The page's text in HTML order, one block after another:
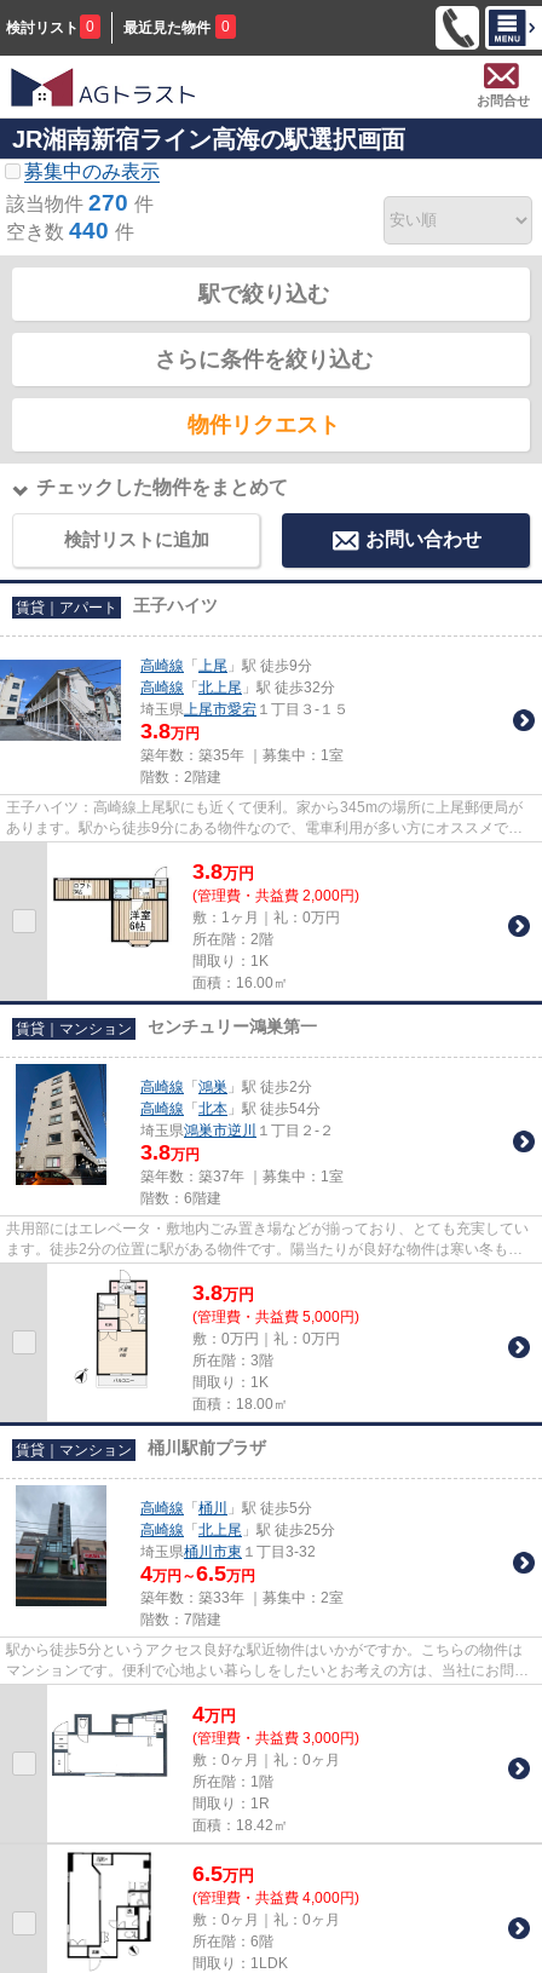
検討リスト 0 最近見た物件 0
お問合せ
JR湘南新宿ライン高海の駅選択画面
募集中のみ表示
該当物件 270 件
空き数 440 件
駅で絞り込む
さらに条件を絞り込む
物件リクエスト
チェックした物件をまとめて
検討リストに追加 お問い合わせ
賃貸｜アパート 王子ハイツ
高崎線 「 上尾 」駅 徒歩9分
高崎線 「 北上尾 」駅 徒歩32分
埼玉県上尾市愛宕 １丁目３-１５
3.8万円
築年数：築35年 ｜募集中： 1室
階数：2階建
王子ハイツ：高崎線上尾駅にも近くて便利。家から345mの場所に上尾郵便局が
あります。駅から徒歩9分にある物件なので、電車利用が多い方にオススメで
3.8万円
(管理費・共益費 2,000円)
敷：1ヶ月｜礼：0万円
所在階：2階
間取り：1K
面積：16.00㎡
賃貸｜マンション センチュリー鴻巣第一
高崎線 「 鴻巣 」駅 徒歩2分
高崎線 「 北本 」駅 徒歩54分
埼玉県鴻巣市逆川 １丁目２-２
3.8万円
築年数：築37年 ｜募集中： 1室
階数：6階建
共用部にはエレベータ・敷地内ごみ置き場などが揃っており、とても充実してい
ます。徒歩2分の位置に駅がある物件です。陽当たりが良好な物件は寒い冬も暖
かく過ごす事ができます。おし...
3.8万円
(管理費・共益費 5,000円)
敷：0万円｜礼：0万円
所在階：3階
間取り：1K
面積：18.00㎡
賃貸｜マンション 桶川駅前プラザ
高崎線 「 桶川
」駅 徒歩5分
高崎線 「 北上尾 」駅 徒歩25分
埼玉県桶川市東 １丁目3-32
4万円～6.5万円
築年数：築33年 ｜募集中： 2室
階数：7階建
駅から徒歩5分というアクセス良好な駅近物件はいかがですか。こちらの物件は
マンションです。便利で心地よい暮らしをしたいとお考えの方は、当社にお問い
4万円
(管理費・共益費 3,000円)
敷：0ヶ月｜礼：0ヶ月
所在階：1階
間取り：1R
面積：18.42㎡
6.5万円
(管理費・共益費 4,000円)
敷：0ヶ月｜礼：0ヶ月
所在階：6階
間取り：1LDK